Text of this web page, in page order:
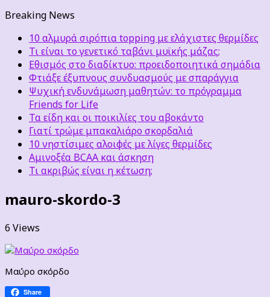
Breaking News
10 αλμυρά σιρόπια topping με ελάχιστες θερμίδες
Τι είναι το γενετικό ταβάνι μυϊκής μάζας;
Εθισμός στο διαδίκτυο: προειδοποιητικά σημάδια
Φτιάξε έξυπνους συνδυασμούς με σπαράγγια
Ψυχική ενδυνάμωση μαθητών: το πρόγραμμα
Friends for Life
Τα είδη και οι ποικιλίες του αβοκάντο
Γιατί τρώμε μπακαλιάρο σκορδαλιά
10 νηστίσιμες αλοιφές με λίγες θερμίδες
Αμινοξέα BCAA και άσκηση
Τι ακριβώς είναι η κέτωση;
mauro-skordo-3
6 Views
Μαύρο σκόρδο
Share